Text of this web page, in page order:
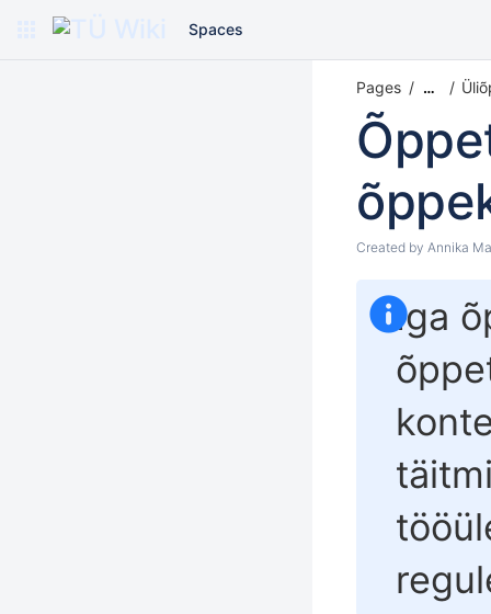
Spaces
Pages …
Created by Annika
Iga